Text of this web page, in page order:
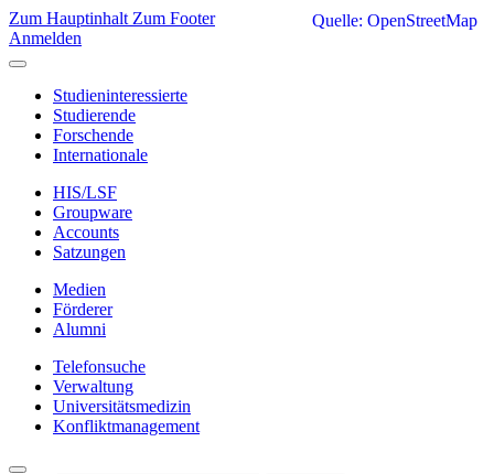
Zum Hauptinhalt Zum Footer
Anmelden
Studieninteressierte
Studierende
Forschende
Internationale
HIS/LSF
Groupware
Accounts
Satzungen
Medien
Förderer
Alumni
Telefonsuche
Verwaltung
Universitätsmedizin
Konfliktmanagement
Quelle: OpenStreetMap